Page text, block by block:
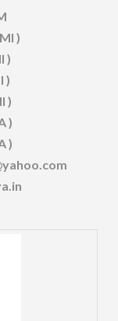
)
)
)
)
)
)